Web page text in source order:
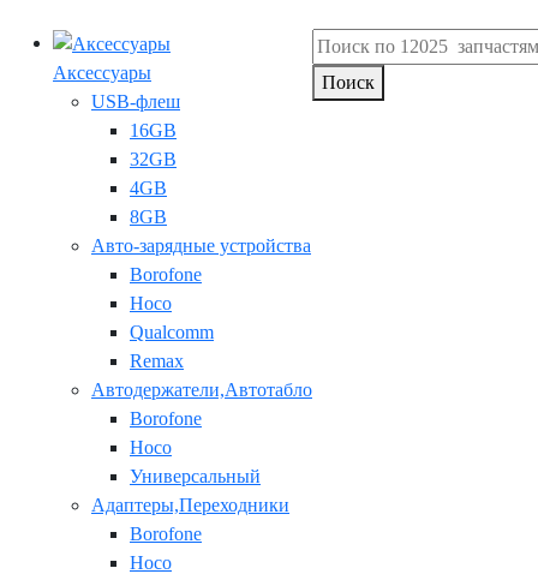
Аксессуары
USB-флеш
16GB
32GB
4GB
8GB
Авто-зарядные устройства
Borofone
Hoco
Qualcomm
Remax
Автодержатели,Автотабло
Borofone
Hoco
Универсальный
Адаптеры,Переходники
Borofone
Hoco
Поиск